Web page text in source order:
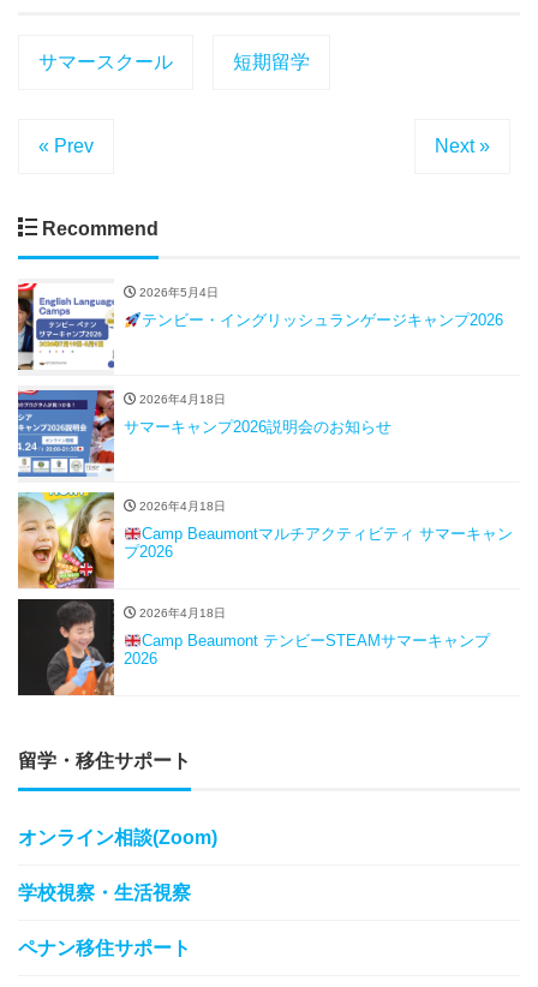
サマースクール 短期留学
« Prev Next »
Recommend
2026年5月4日
テンビー・イングリッシュランゲージキャンプ2026
2026年4月18日
サマーキャンプ2026説明会のお知らせ
2026年4月18日
Camp Beaumontマルチアクティビティ サマーキャン
プ2026
2026年4月18日
Camp Beaumont テンビーSTEAMサマーキャンプ
2026
留学・移住サポート
オンライン相談(Zoom)
学校視察・生活視察
ペナン移住サポート